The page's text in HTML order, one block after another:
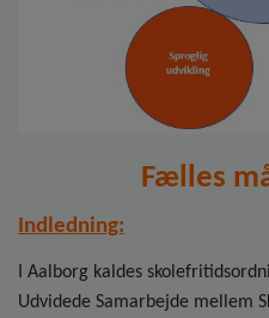
Fælles
Indledning:
I Aalborg kaldes
Udvidede Samarbejde mellem